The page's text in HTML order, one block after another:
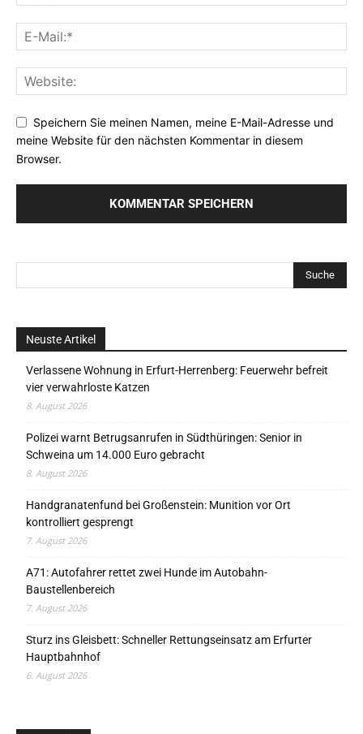
Speichern Sie meinen Namen, meine E-Mail-Adresse und
meine Website für den nächsten Kommentar in diesem
Browser.
Neuste Artikel
Verlassene Wohnung in Erfurt-Herrenberg: Feuerwehr befreit
vier verwahrloste Katzen
8. August 2026
Polizei warnt Betrugsanrufen in Südthüringen: Senior in
Schweina um 14.000 Euro gebracht
8. August 2026
Handgranatenfund bei Großenstein: Munition vor Ort
kontrolliert gesprengt
7. August 2026
A71: Autofahrer rettet zwei Hunde im Autobahn-
Baustellenbereich
7. August 2026
Sturz ins Gleisbett: Schneller Rettungseinsatz am Erfurter
Hauptbahnhof
6. August 2026